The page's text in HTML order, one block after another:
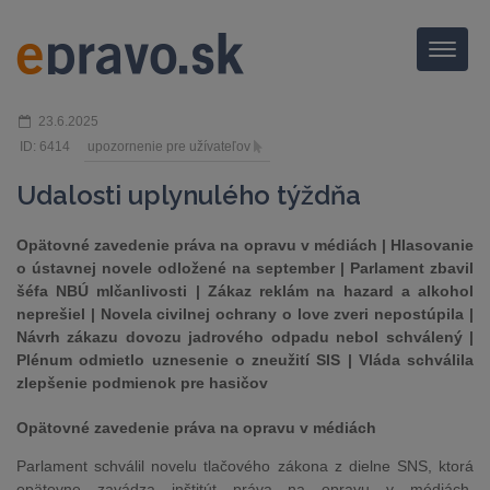
Menu
23.6.2025
ID: 6414
upozornenie pre užívateľov
Udalosti uplynulého týždňa
Opätovné zavedenie práva na opravu v médiách | Hlasovanie
o ústavnej novele odložené na september | Parlament zbavil
šéfa NBÚ mlčanlivosti | Zákaz reklám na hazard a alkohol
neprešiel | Novela civilnej ochrany o love zveri nepostúpila |
Návrh zákazu dovozu jadrového odpadu nebol schválený |
Plénum odmietlo uznesenie o zneužití SIS | Vláda schválila
zlepšenie podmienok pre hasičov
Opätovné zavedenie práva na opravu v médiách
Parlament schválil novelu tlačového zákona z dielne SNS, ktorá